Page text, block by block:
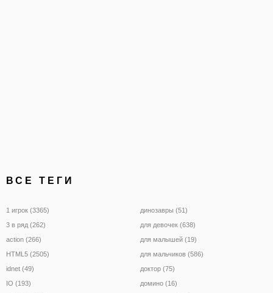
ВСЕ ТЕГИ
1 игрок (3365)
3 в ряд (262)
action (266)
HTML5 (2505)
idnet (49)
IO (193)
динозавры (51)
для девочек (638)
для малышей (19)
для мальчиков (586)
доктор (75)
домино (16)